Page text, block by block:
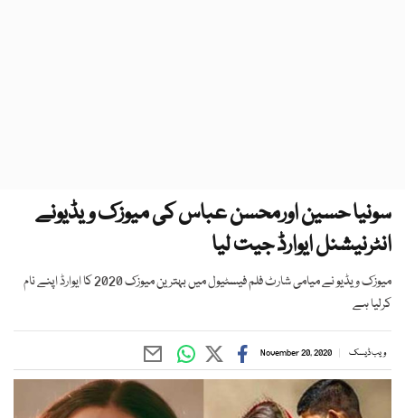
سونیا حسین اورمحسن عباس کی میوزک ویڈیونے
انٹرنیشنل ایوارڈ جیت لیا
میوزک ویڈیو نے میامی شارٹ فلم فیسٹیول میں بہترین میوزک 2020 کا ایوارڈ اپنے نام
کرلیا ہے
ویب ڈیسک November 20, 2020